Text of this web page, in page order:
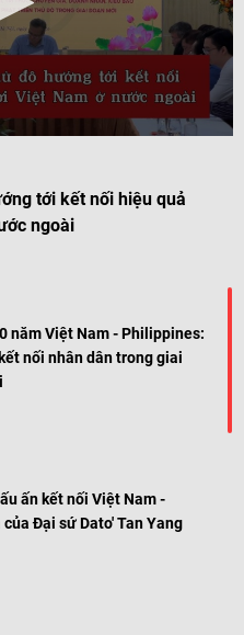
tới kết nối hiệu quả
ngoài
năm Việt Nam - Philippines:
nối nhân dân trong giai
ấn kết nối Việt Nam -
Đại sứ Dato' Tan Yang